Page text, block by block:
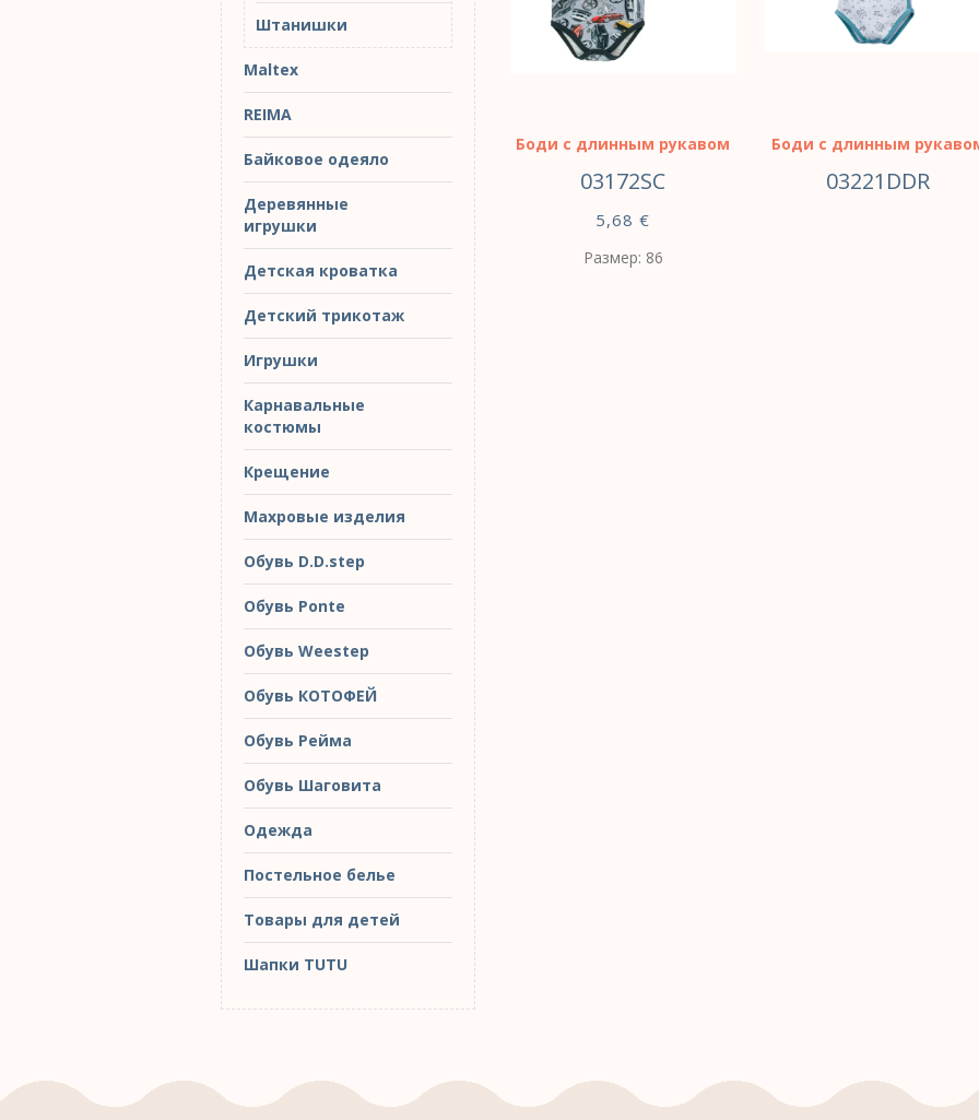
Боди с длинным рукавом
03172SC
5,68 €
Размер: 86
Боди с длинным
03221DDR
Штанишки
Maltex
REIMA
Байковое одеяло
Деревянные
игрушки
Детская кроватка
Детский трикотаж
Игрушки
Карнавальные
костюмы
Крещение
Махровые изделия
Обувь D.D.step
Обувь Ponte
Обувь Weestep
Обувь КОТОФЕЙ
Обувь Рейма
Обувь Шаговита
Одежда
Постельное белье
Товары для детей
Шапки TUTU